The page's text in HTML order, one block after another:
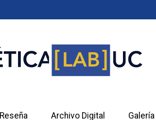
Reseña Archivo Digital Galería